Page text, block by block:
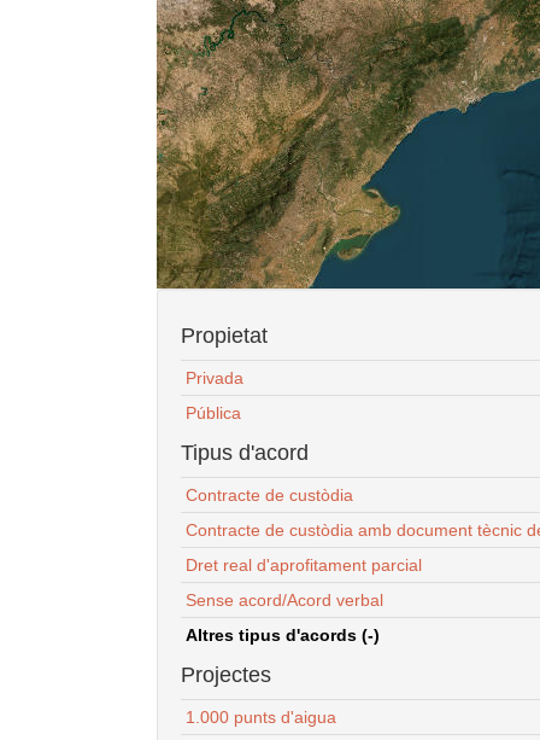
Propietat
Privada
Pública
Tipus d'acord
Contracte de custòdia
Contracte de custòdia amb document tècnic
Dret real d'aprofitament parcial
Sense acord/Acord verbal
Altres tipus d'acords (-)
Projectes
1.000 punts d'aigua